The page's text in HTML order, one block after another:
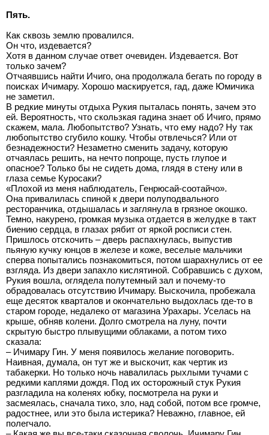
Пять.
Как сквозь землю провалился.
Он что, издевается?
Хотя в данном случае ответ очевиден. Издевается. Вот
только зачем?
Отчаявшись найти Ичиго, она продолжала бегать по городу в
поисках Ичимару. Хорошо маскируется, гад, даже Юмичика
не заметил.
В редкие минуты отдыха Рукия пыталась понять, зачем это
ей. Вероятность, что скользкая гадина знает об Ичиго, прямо
скажем, мала. Любопытство? Узнать, что ему надо? Ну так
любопытство сгубило кошку. Чтобы отвлечься? Или от
безнадежности? Незаметно сменить задачу, которую
отчаялась решить, на нечто попроще, пусть глупое и
опасное? Только бы не сидеть дома, глядя в стену или в
глаза семье Куросаки?
«Плохой из меня наблюдатель, Генрюсай-соотайчо».
Она привалилась спиной к двери полуподвального
ресторанчика, отдышалась и заглянула в грязное окошко.
Темно, накурено, громкая музыка отдается в желудке в такт
биению сердца, в глазах рябит от яркой росписи стен.
Пришлось отскочить – дверь распахнулась, выпустив
пьяную кучку юнцов в железе и коже, веселые мальчики
сперва попытались познакомиться, потом шарахнулись от ее
взгляда. Из двери запахло кислятиной. Собравшись с духом,
Рукия вошла, оглядела полутемный зал и почему-то
обрадовалась отсутствию Ичимару. Выскочила, пробежала
еще десяток кварталов и окончательно выдохлась где-то в
старом городе, недалеко от магазина Урахары. Уселась на
крыше, обняв колени. Долго смотрела на луну, почти
скрытую быстро плывущими облаками, а потом тихо
сказала:
– Ичимару Гин. У меня появилось желание поговорить.
Наивная, думала, он тут же и выскочит, как чертик из
табакерки. Но только ночь навалилась рыхлыми тучами с
редкими каплями дождя. Под их осторожный стук Рукия
разгладила на коленях юбку, посмотрела на руки и
засмеялась, сначала тихо, зло, над собой, потом все громче,
радостнее, или это была истерика? Неважно, главное, ей
полегчало.